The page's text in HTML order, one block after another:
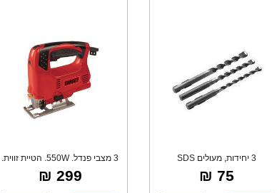
3 יחידות, מעולים SDS
PLUSבעובי 6,8,10,75 ₪
3 מצבי פנדל. 550W. הטיית זווית.
קרן ליי
299 ₪